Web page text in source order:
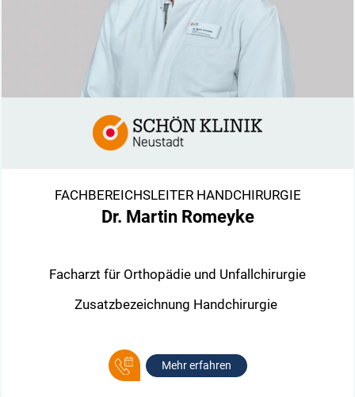
FACHBEREICHSLEITER HANDCHIRURGIE
Dr. Martin Romeyke
Facharzt für Orthopädie und Unfallchirurgie
Zusatzbezeichnung Handchirurgie
Mehr erfahren